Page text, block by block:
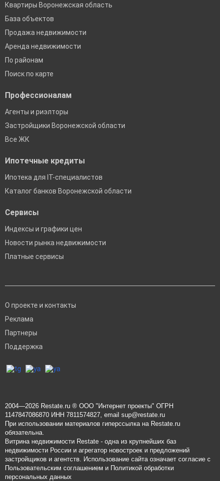
Квартиры Воронежская область
База объектов
Продажа недвижимости
Аренда недвижимости
По районам
Поиск по карте
Профессионалам
Агенты и риэлторы
Застройщики Воронежской области
Все ЖК
Ипотечные кредиты
Ипотека для IT-специалистов
Каталог банков Воронежской области
Сервисы
Индексы и графики цен
Новости рынка недвижимости
Платные сервисы
О проекте и контакты
Реклама
Партнеры
Поддержка
2004—2026 Restate.ru ® ООО "Интернет проекты" ОГРН
1147847086870 ИНН 7811574827, email sup@restate.ru
При использовании материалов гиперссылка на Restate.ru
обязательна.
Витрина недвижимости Restate - одна из крупнейших баз
недвижимости России и агрегатор новостроек и предложений
застройщиков и агентств. Использование сайта означает согласие с
Пользовательским соглашением и Политикой обработки
персональных данных